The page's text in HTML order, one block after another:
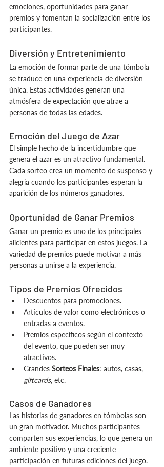
emociones, oportunidades para ganar
premios y fomentan la socialización entre los
participantes.
Diversión y Entretenimiento
La emoción de formar parte de una tómbola
se traduce en una experiencia de diversión
única. Estas actividades generan una
atmósfera de expectación que atrae a
personas de todas las edades.
Emoción del Juego de Azar
El simple hecho de la incertidumbre que
genera el azar es un atractivo fundamental.
Cada sorteo crea un momento de suspenso y
alegría cuando los participantes esperan la
aparición de los números ganadores.
Oportunidad de Ganar Premios
Ganar un premio es uno de los principales
alicientes para participar en estos juegos. La
variedad de premios puede motivar a más
personas a unirse a la experiencia.
Tipos de Premios Ofrecidos
Descuentos para promociones.
Artículos de valor como electrónicos o
entradas a eventos.
Premios específicos según el contexto
del evento, que pueden ser muy
atractivos.
Grandes Sorteos Finales: autos, casas,
giftcards, etc.
Casos de Ganadores
Las historias de ganadores en tómbolas son
un gran motivador. Muchos participantes
comparten sus experiencias, lo que genera un
ambiente positivo y una creciente
participación en futuras ediciones del juego.